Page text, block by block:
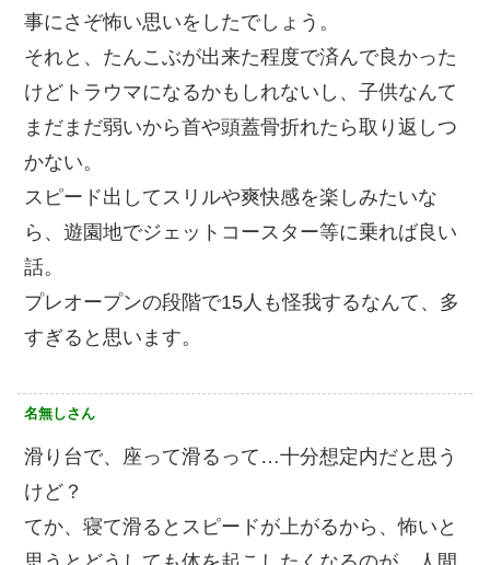
事にさぞ怖い思いをしたでしょう。
それと、たんこぶが出来た程度で済んで良かった
けどトラウマになるかもしれないし、子供なんて
まだまだ弱いから首や頭蓋骨折れたら取り返しつ
かない。
スピード出してスリルや爽快感を楽しみたいな
ら、遊園地でジェットコースター等に乗れば良い
話。
プレオープンの段階で15人も怪我するなんて、多
すぎると思います。
名無しさん
滑り台で、座って滑るって…十分想定内だと思う
けど？
てか、寝て滑るとスピードが上がるから、怖いと